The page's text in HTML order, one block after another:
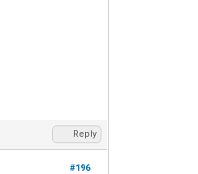
Reply
#196